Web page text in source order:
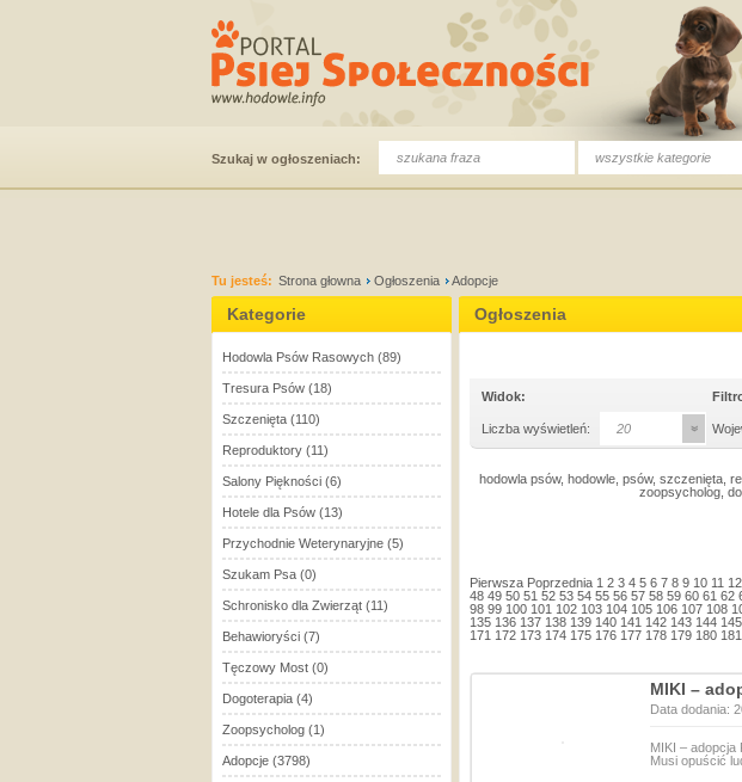
Szukaj w ogłoszeniach: wszystkie kategorie
Tu jesteś: Strona głowna Ogłoszenia Adopcje
Kategorie
Hodowla Psów Rasowych (89)
Tresura Psów (18)
Szczenięta (110)
Reproduktory (11)
Salony Piękności (6)
Hotele dla Psów (13)
Przychodnie Weterynaryjne (5)
Szukam Psa (0)
Schronisko dla Zwierząt (11)
Behawioryści (7)
Tęczowy Most (0)
Dogoterapia (4)
Zoopsycholog (1)
Adopcje (3798)
Ogłoszenia
Widok:
Liczba wyświetleń: 20
hodowla psów, hodowle, psów, szczenięta,
zoopsycholog,
Pierwsza Poprzednia 1 2 3 4 5 6 7 8 9 10 11 12
48 49 50 51 52 53 54 55 56 57 58 59 60 61 62
98 99 100 101 102 103 104 105 106 107 108
135 136 137 138 139 140 141 142 143 144 145
171 172 173 174 175 176 177 178 179 180 181
MIKI –
Data dodania:
MIKI –
Musi opuścić